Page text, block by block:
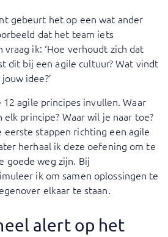
gebeurt het op een wat ander
dat het team iets
ik: ‘Hoe verhoudt zich dat
dit bij een agile cultuur? Wat vindt
idee?’
agile principes invullen. Waar
principe? Waar wil je naar toe?
eerste stappen richting een agile
herhaal ik deze oefening om te
goede weg zijn. Bij
ik om samen oplossingen te
elkaar te staan.
alert op het